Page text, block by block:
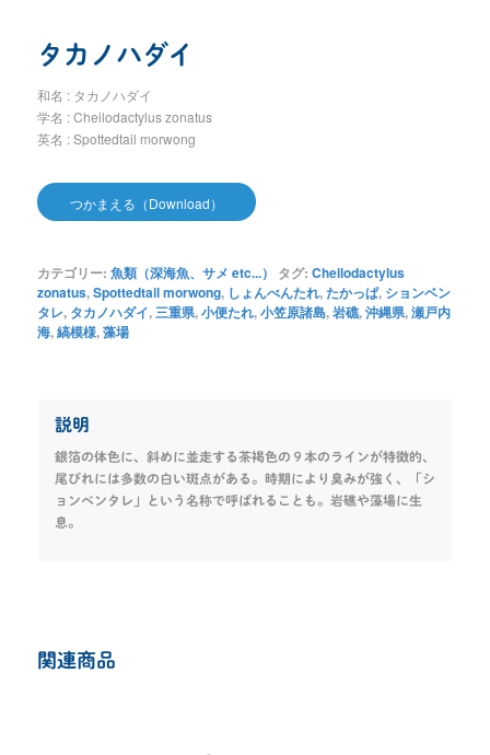
タカノハダイ
和名 : タカノハダイ
学名 : Cheilodactylus zonatus
英名 : Spottedtail morwong
つかまえる（Download）
カテゴリー: 魚類（深海魚、サメ etc...） タグ: Cheilodactylus
zonatus,Spottedtail morwong, しょんべんたれ,たかっぱ, ションベン
タレ, タカノハダイ,三重県,小便たれ,小笠原諸島,岩礁,沖縄県,瀬戸内
海,縞模様,藻場
説明
銀箔の体色に、斜めに並走する茶褐色の９本のラインが特徴的、
尾びれには多数の白い斑点がある。時期により臭みが強く、「シ
ョンベンタレ」という名称で呼ばれることも。岩礁や藻場に生
息。
関連商品